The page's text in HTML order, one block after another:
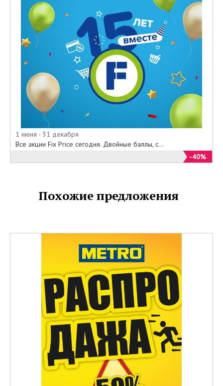
1 июня - 31 декабря
Все акции Fix Price сегодня. Двойные баллы, с...
-40%
Похожие предложения